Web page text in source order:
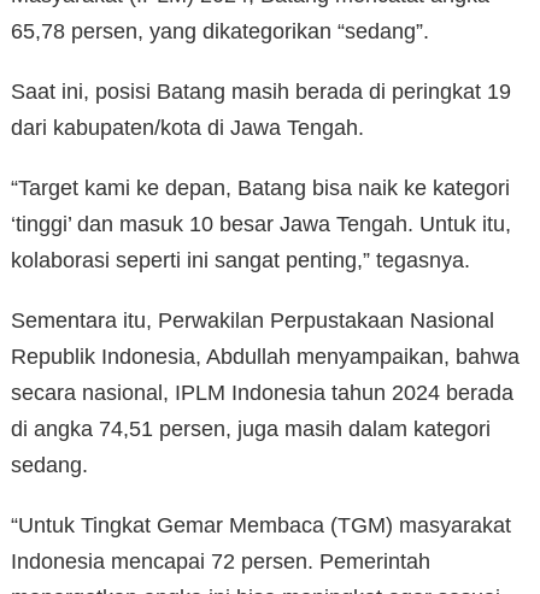
65,78 persen, yang dikategorikan “sedang”.
Saat ini, posisi Batang masih berada di peringkat 19
dari kabupaten/kota di Jawa Tengah.
“Target kami ke depan, Batang bisa naik ke kategori
‘tinggi’ dan masuk 10 besar Jawa Tengah. Untuk itu,
kolaborasi seperti ini sangat penting,” tegasnya.
Sementara itu, Perwakilan Perpustakaan Nasional
Republik Indonesia, Abdullah menyampaikan, bahwa
secara nasional, IPLM Indonesia tahun 2024 berada
di angka 74,51 persen, juga masih dalam kategori
sedang.
“Untuk Tingkat Gemar Membaca (TGM) masyarakat
Indonesia mencapai 72 persen. Pemerintah